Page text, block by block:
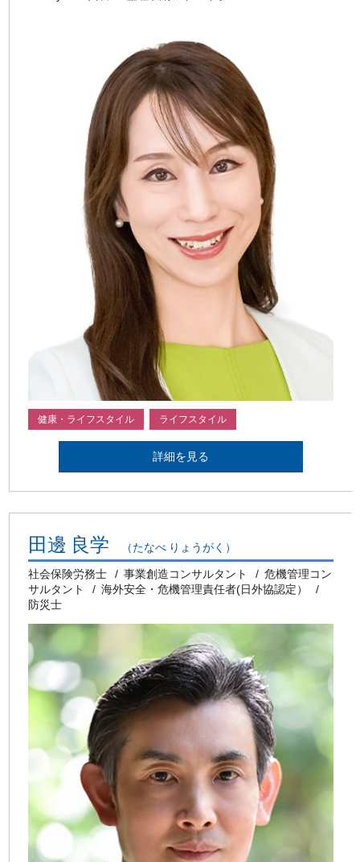
健康・ライフスタイル ライフスタイル
詳細を見る
田邊 良学 （たなべ りょうがく）
社会保険労務士 事業創造コンサルタント
危機管理コン
サルタント
海外安全・危機管理責任者(日外協認定）
防災士